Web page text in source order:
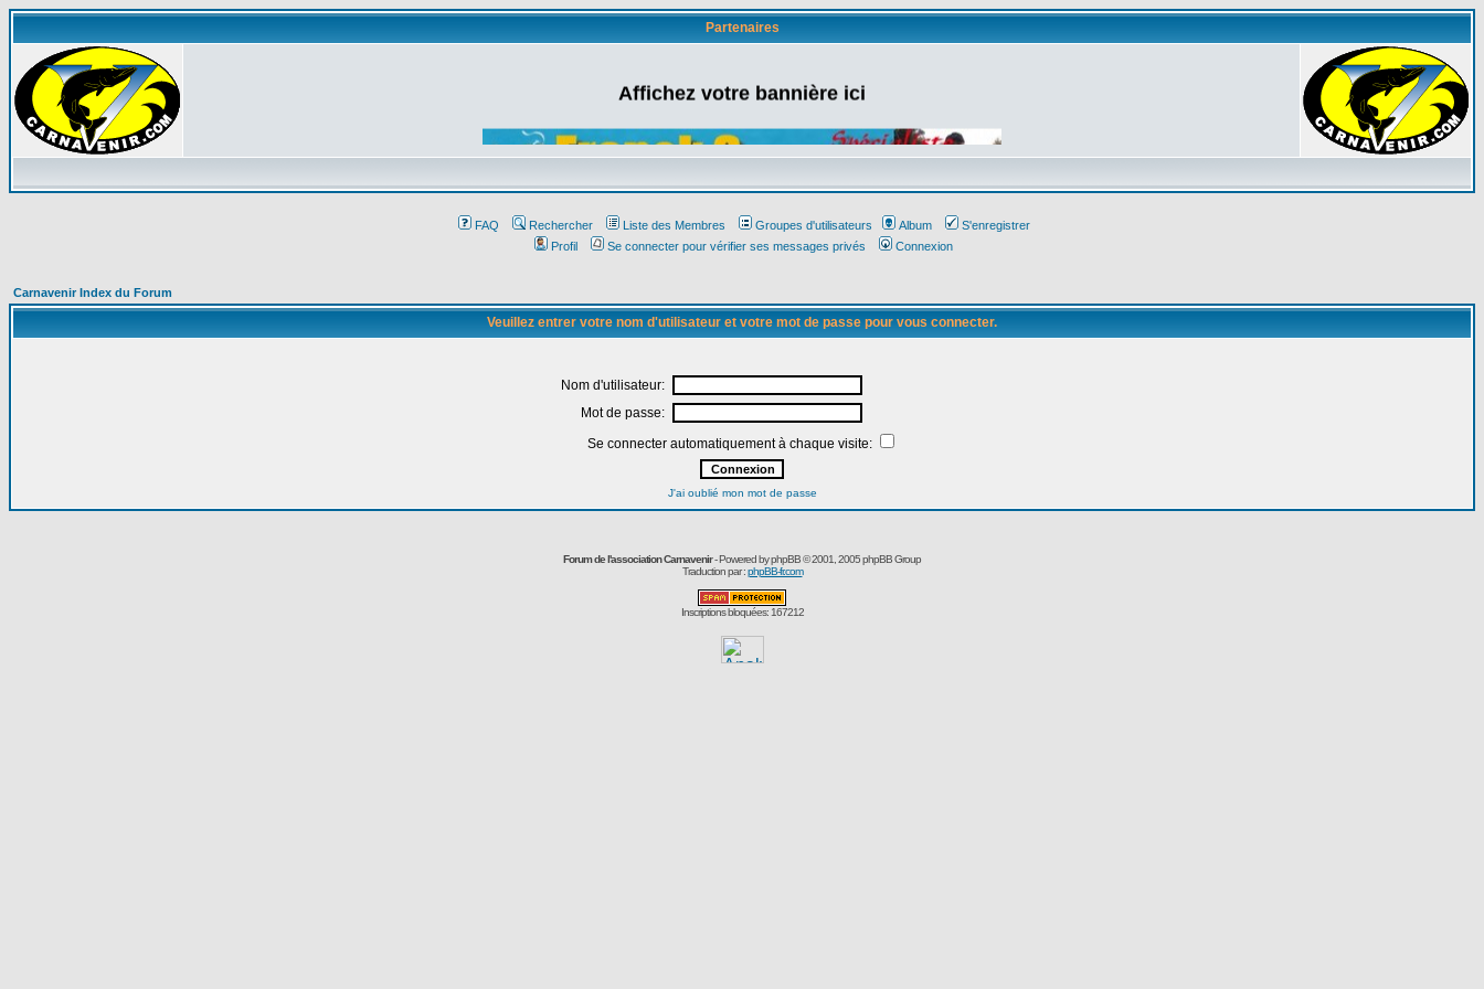
Partenaires
Affichez votre bannière ici
FAQ Rechercher Liste des Membres Groupes d'utilisateurs Album
S'enregistrer
Profil
Se connecter pour vérifier ses messages privés Connexion
Carnavenir Index du Forum
Veuillez entrer votre nom d'utilisateur et votre mot de passe pour vous connecter.
Nom d'utilisateur:
Mot de passe:
Se connecter automatiquement à chaque visite:
J'ai oublié mon mot de passe
Forum de l'association Carnavenir- Powered byphpBB© 2001, 2005 phpBB Group
Traduction par :phpBB-fr.com
Inscriptions bloquées: 167212